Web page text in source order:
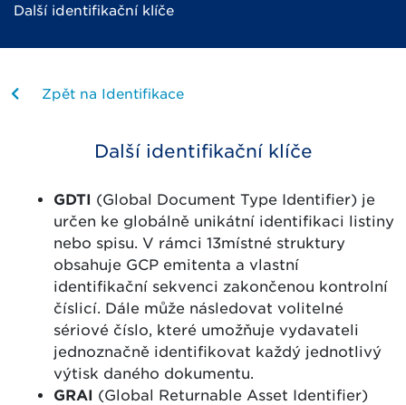
Další identifikační klíče
Zpět na Identifikace
Další identifikační klíče
GDTI (Global Document Type Identifier) je
určen ke globálně unikátní identifikaci listiny
nebo spisu. V rámci 13místné struktury
obsahuje GCP emitenta a vlastní
identifikační sekvenci zakončenou kontrolní
číslicí. Dále může následovat volitelné
sériové číslo, které umožňuje vydavateli
jednoznačně identifikovat každý jednotlivý
výtisk daného dokumentu.
GRAI (Global Returnable Asset Identifier)